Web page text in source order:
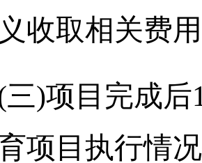
收取相关费
目完成后
项目执行情